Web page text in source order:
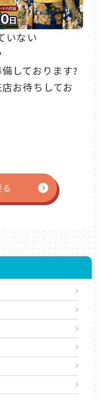
いない
しております?
お待ちしてお